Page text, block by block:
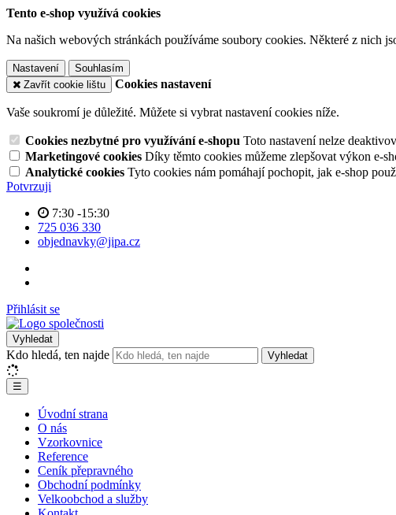
Tento e-shop využívá cookies
Na našich webových stránkách používáme soubory cookies. Některé z nich
Nastavení
Souhlasím
Zavřít cookie lištu
Cookies nastavení
Vaše soukromí je důležité. Můžete si vybrat nastavení cookies níže.
Cookies nezbytné pro využívání e-shopu Toto nastavení nelze
Marketingové cookies Díky těmto cookies můžeme zlepšovat výkon e-
Analytické cookies Tyto cookies nám pomáhají pochopit, jak e-shop
Potvrzuji
7:30 -15:30
725 036 330
objednavky@jipa.cz
Přihlásit se
Vyhledat
Kdo hledá, ten najde Vyhledat
☰
Úvodní strana
O nás
Vzorkovnice
Reference
Ceník přepravného
Obchodní podmínky
Velkoobchod a služby